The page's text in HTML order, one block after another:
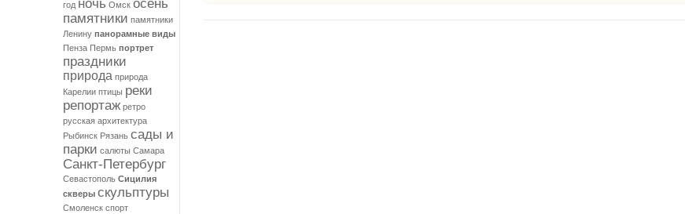
год ночь Омск осень
памятники памятники
Ленину панорамные виды
Пенза Пермь портрет
праздники
природа природа
Карелии птицы реки
репортаж ретро
русская архитектура
Рыбинск Рязань сады и
парки салюты Самара
Санкт-Петербург
Севастополь Сицилия
скверы скульптуры
Смоленск спорт